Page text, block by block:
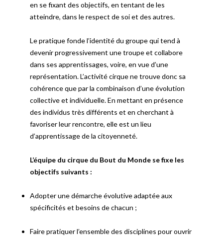
en se fixant des objectifs, en tentant de les
atteindre, dans le respect de soi et des autres.
Le pratique fonde l’identité du groupe qui tend à
devenir progressivement une troupe et collabore
dans ses apprentissages, voire, en vue d’une
représentation. L’activité cirque ne trouve donc sa
cohérence que par la combinaison d’une évolution
collective et individuelle. En mettant en présence
des individus très différents et en cherchant à
favoriser leur rencontre, elle est un lieu
d’apprentissage de la citoyenneté.
L’équipe du cirque du Bout du Monde se fixe les
objectifs suivants :
Adopter une démarche évolutive adaptée aux
spécificités et besoins de chacun ;
Faire pratiquer l’ensemble des disciplines pour ouvrir